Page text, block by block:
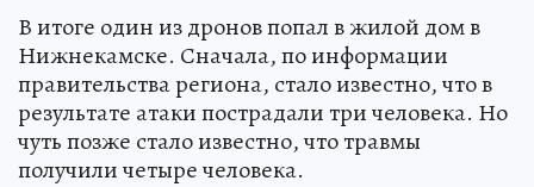
В итоге один из дронов попал в жилой дом в
Нижнекамске. Сначала, по информации
правительства региона, стало известно, что в
результате атаки пострадали три человека. Но
чуть позже стало известно, что травмы
получили четыре человека.